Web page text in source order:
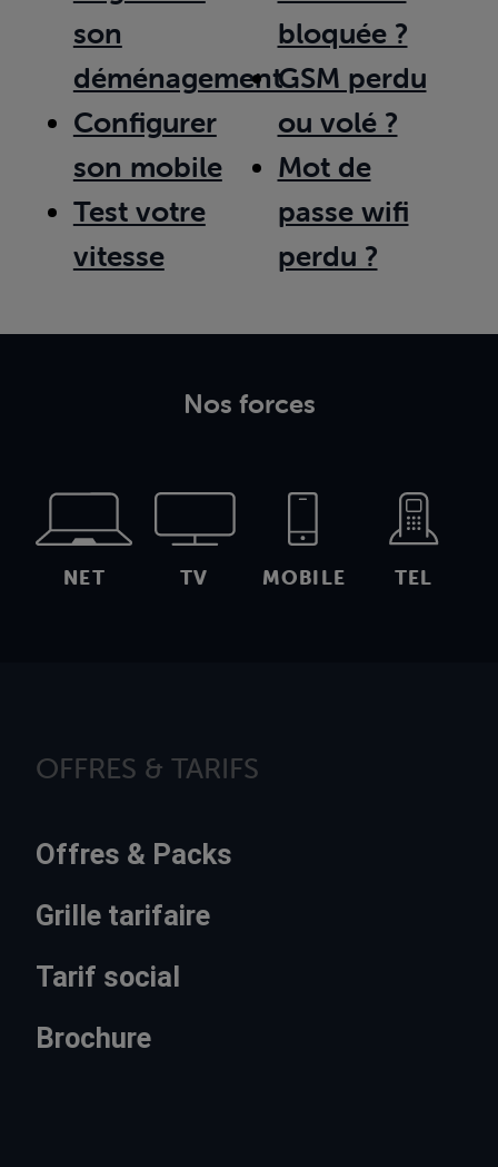
son
déménagement
Configurer
son mobile
Test votre
vitesse
bloquée ?
GSM perdu
ou volé ?
Mot de
passe wifi
perdu ?
Nos forces
NET TV MOBILE TEL
OFFRES & TARIFS
Offres & Packs
Grille tarifaire
Tarif social
Brochure